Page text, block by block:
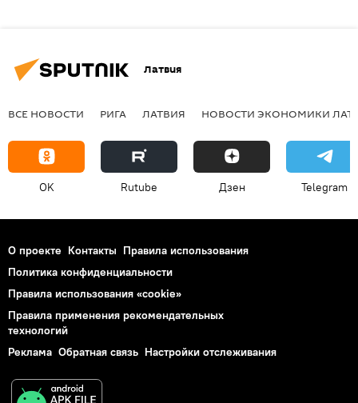
Латвия
ВСЕ НОВОСТИ РИГА ЛАТВИЯ НОВОСТИ ЭКОНОМИКИ
OK Rutube Дзен Telegram
О проекте Контакты Правила использования
Политика конфиденциальности
Правила использования «cookie»
Правила применения рекомендательных
технологий
Реклама Обратная связь Настройки отслеживания